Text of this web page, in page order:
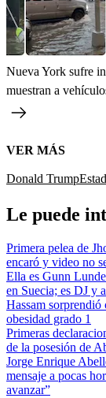
Nueva York sufre
muestran a
VER MÁS
Donald Trump
Le puede
Primera pelea de
encaró y video no
Ella es Gunn
en Suecia; es DJ y
Hassam
obesidad grado 1
Primeras
de la posesión de
Jorge Enrique
mensaje a pocas
avanzar”